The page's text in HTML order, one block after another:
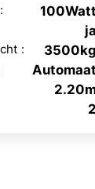
100Watt
ja
: 3500kg
Automaat
2